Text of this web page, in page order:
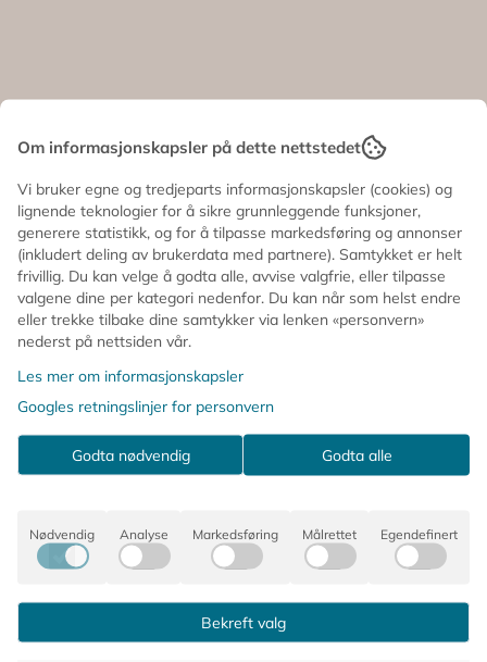
SERVERINGSKURVER
Om informasjonskapsler på dette nettstedet
Vi bruker egne og tredjeparts informasjonskapsler (cookies) og
lignende teknologier for å sikre grunnleggende funksjoner,
generere statistikk, og for å tilpasse markedsføring og annonser
(inkludert deling av brukerdata med partnere). Samtykket er helt
frivillig. Du kan velge å godta alle, avvise valgfrie, eller tilpasse
valgene dine per kategori nedenfor. Du kan når som helst endre
eller trekke tilbake dine samtykker via lenken «personvern»
nederst på nettsiden vår.
Les mer om informasjonskapsler
Googles retningslinjer for personvern
Godta nødvendig Godta alle
Nødvendig Analyse Markedsføring Målrettet Egendefinert
Bekreft valg